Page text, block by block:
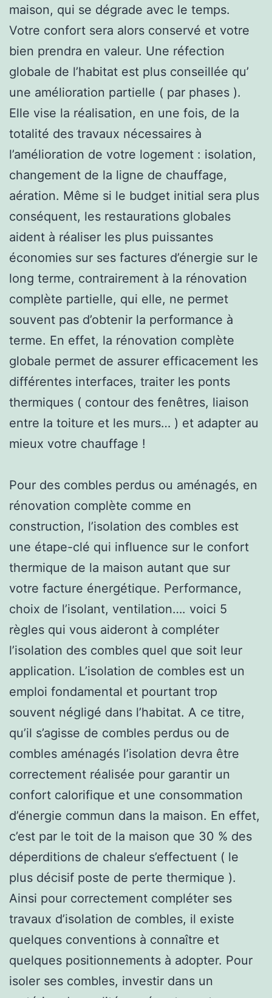
maison, qui se dégrade avec le temps.
Votre confort sera alors conservé et votre
bien prendra en valeur. Une réfection
globale de l’habitat est plus conseillée qu’
une amélioration partielle ( par phases ).
Elle vise la réalisation, en une fois, de la
totalité des travaux nécessaires à
l’amélioration de votre logement : isolation,
changement de la ligne de chauffage,
aération. Même si le budget initial sera plus
conséquent, les restaurations globales
aident à réaliser les plus puissantes
économies sur ses factures d’énergie sur le
long terme, contrairement à la rénovation
complète partielle, qui elle, ne permet
souvent pas d’obtenir la performance à
terme. En effet, la rénovation complète
globale permet de assurer efficacement les
différentes interfaces, traiter les ponts
thermiques ( contour des fenêtres, liaison
entre la toiture et les murs… ) et adapter au
mieux votre chauffage !
Pour des combles perdus ou aménagés, en
rénovation complète comme en
construction, l’isolation des combles est
une étape-clé qui influence sur le confort
thermique de la maison autant que sur
votre facture énergétique. Performance,
choix de l’isolant, ventilation…. voici 5
règles qui vous aideront à compléter
l’isolation des combles quel que soit leur
application. L’isolation de combles est un
emploi fondamental et pourtant trop
souvent négligé dans l’habitat. A ce titre,
qu’il s’agisse de combles perdus ou de
combles aménagés l’isolation devra être
correctement réalisée pour garantir un
confort calorifique et une consommation
d’énergie commun dans la maison. En effet,
c’est par le toit de la maison que 30 % des
déperditions de chaleur s’effectuent ( le
plus décisif poste de perte thermique ).
Ainsi pour correctement compléter ses
travaux d’isolation de combles, il existe
quelques conventions à connaître et
quelques positionnements à adopter. Pour
isoler ses combles, investir dans un